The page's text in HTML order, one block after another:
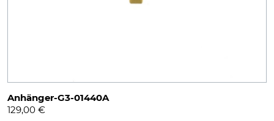
Anhänger-G3-01440A
129,00 €